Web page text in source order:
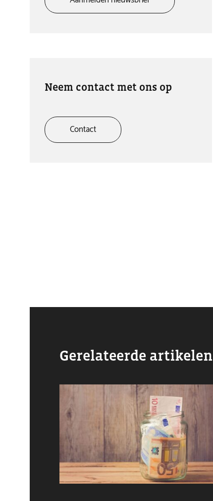
Neem contact met ons op
Contact
Gerelateerde artikelen